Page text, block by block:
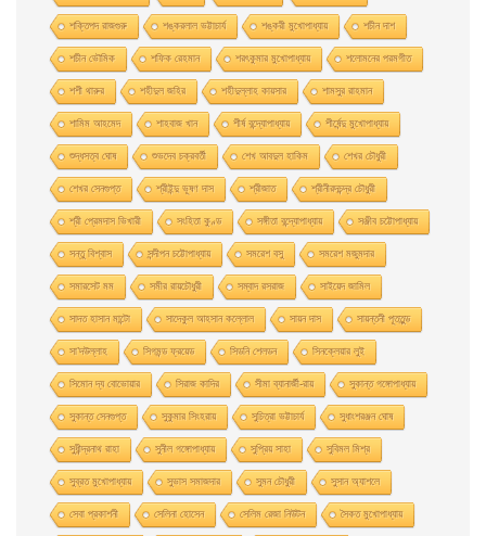
শক্তিপদ রাজগুরু শঙ্করলাল ভট্টাচার্য শঙ্করী মুখােপাধ্যায় শচীন দাশ
শচীন ভৌমিক শফিক রেহমান শরৎকুমার মুখোপাধ্যায় শলোমনের পরমগীত
শশী থারুর শহীদুল জহির শহীদুল্লাহ কায়সার শামসুর রাহমান
শামিম আহমেদ শাহবাজ খান শীর্ষ বন্দ্যোপাধ্যায় শীর্ষেন্দু মুখোপাধ্যায়
শুদ্ধসত্ব ঘোষ শুভদেব চক্রবর্তী শেখ আবদুল হাকিম শেখর চৌধুরী
শেখর সেনগুপ্ত শ্রীইন্দু ভূষণ দাস শ্রীজাত শ্রীনীরদচন্দ্র চৌধুরী
শ্রী প্রেমদাস ভিখারী সংহিতা কুণ্ড সঙ্গীতা বন্দ্যোপাধ্যায় সঞ্জীব চট্টোপাধ্যায়
সন্তু বিশ্বাস সন্দীপন চট্টোপাধ্যায় সমরেশ বসু সমরেশ মজুমদার
সমারসেট মম সমীর রায়চৌধুরী সম্বাদ রসরাজ সাইয়েদ জামিল
সাদত হাসান মান্টো সাদেকুল আহসান কল্লোল সায়ন দাস সায়ন্তনী পূততুন্ড
সা’দউল্লাহ সিগমন্ড ফ্রয়েড সিডনি শেলডন সিনক্লেয়ার লুই
সিমোন দ্য বোভোয়ার সিরাজ কাদির সীমা ব্যানার্জী-রায় সুকান্ত গঙ্গোপাধ্যায়
সুকান্ত সেনগুপ্ত সুকুমার সিংহরায় সুচিত্রা ভট্টাচার্য সুধাংশরঞ্জন ঘোষ
সুধীন্দ্রনাথ রাহা সুনীল গঙ্গোপাধ্যায় সুপ্রিয় সাহা সুবিমল মিশ্র
সুব্রত মুখোপাধ্যায় সুভাস সমাজদার সুমন চৌধুরী সুসান অ্যাশলে
সেবা প্রকাশনী সেলিনা হােসেন সেলিম রেজা নিউটন সৈকত মুখোপাধ্যায়